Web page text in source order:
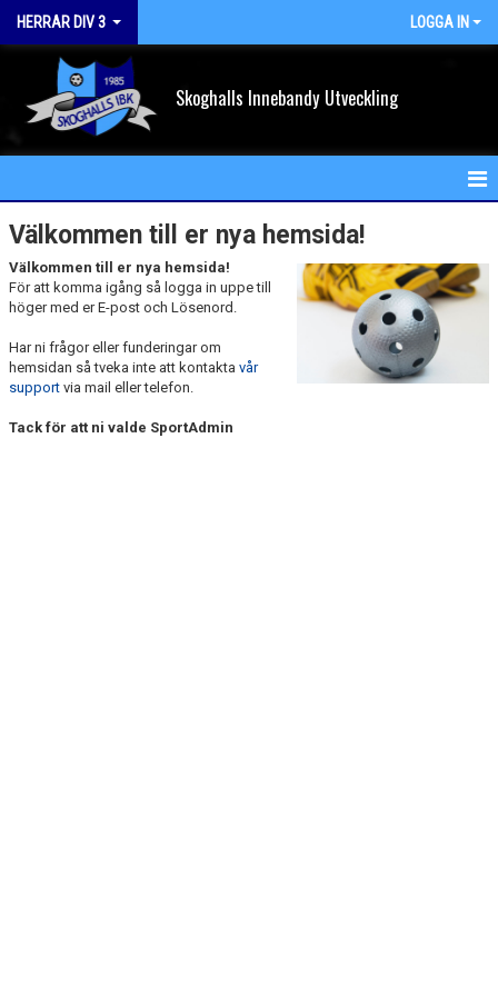
HERRAR DIV 3 LOGGA IN
Skoghalls Innebandy Utveckling
HEM
NYHETER
KALENDER
MATCHER
Välkommen till er nya hemsida!
Välkommen till er nya hemsida!
För att komma igång så logga in uppe till
höger med er E-post och Lösenord.
Har ni frågor eller funderingar om
hemsidan så tveka inte att kontakta vår
support via mail eller telefon.
Tack för att ni valde SportAdmin